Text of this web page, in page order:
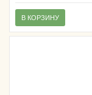
В КОРЗИНУ